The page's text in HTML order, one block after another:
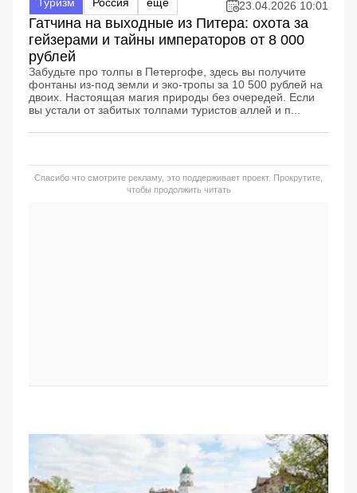
23.04.2026 10:01
Гатчина на выходные из Питера: охота за
гейзерами и тайны императоров от 8 000
рублей
Забудьте про толпы в Петергофе, здесь вы получите
фонтаны из-под земли и эко-тропы за 10 500 рублей на
двоих. Настоящая магия природы без очередей. Если
вы устали от забитых толпами туристов аллей и п...
Спасибо что смотрите рекламу, это поддерживает проект. Прокрутите,
чтобы продолжить читать